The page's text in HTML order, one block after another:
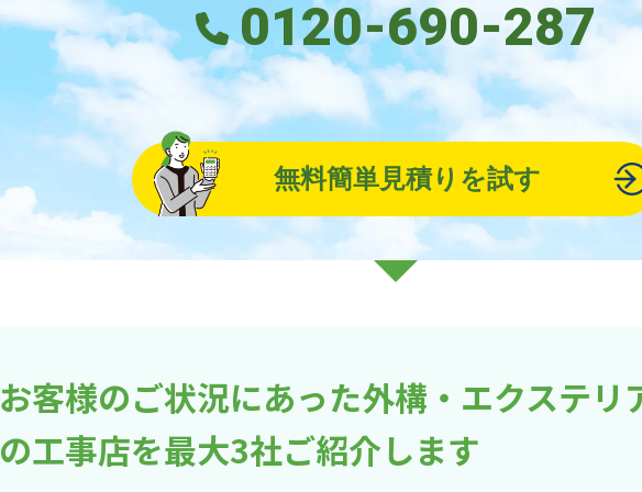
0120-690-287
無料簡単見積りを試す
お客様のご状況にあった外構・エクステリ
の工事店を最大3社ご紹介します